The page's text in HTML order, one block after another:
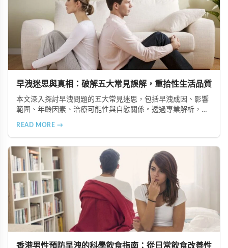
早洩迷思與真相：破解五大常見誤解，重拾性生活品質
本文深入探討早洩問題的五大常見迷思，包括早洩成因、影響
範圍、年齡因素、治療可能性與自慰關係。透過專業解析，幫
READ MORE →
香港男性預防早洩的科學飲食指南：從日常飲食改善性